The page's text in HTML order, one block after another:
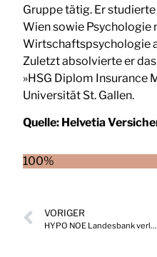
Gruppe tätig. Er
Wien sowie Psychologie
Wirtschaftspsychologie
Zuletzt absolvierte er
»HSG Diplom Insurance
Universität St. Gallen.
Quelle: Helvetia
100%
VORIGER
HYPO NOE Landesbank verlängert Vorstandsmandate